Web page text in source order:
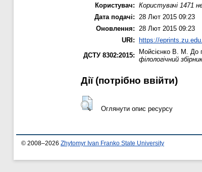
Користувач: Користувачі 1471
Дата подачі:
28 Лют 2015 09:23
Оновлення:
28 Лют 2015 09:23
URI: https://
ДСТУ 8302:2015:
Мойсієнко В. М. До
філологічний
Дії ​​(потрібно ввійти)
Оглянути опис ресурсу
© 2008–2026 Zhytomyr Ivan Franko State University